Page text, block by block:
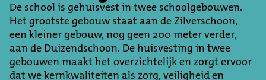
De school is gehuisvest in twee schoolgebouwen.
Het grootste gebouw staat aan de Zilverschoon,
een kleiner gebouw, nog geen 200 meter verder,
aan de Duizendschoon. De huisvesting in twee
gebouwen maakt het overzichtelijk en zorgt ervoor
dat we kernkwaliteiten als zorg, veiligheid en